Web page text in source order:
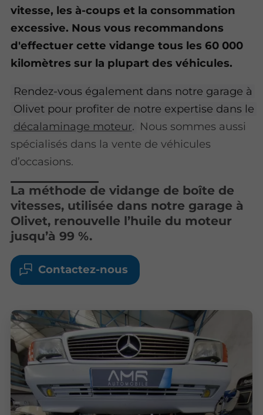
vitesse, les à-coups et la consommation
excessive. Nous vous recommandons
d'effectuer cette vidange tous les 60 000
kilomètres sur la plupart des véhicules.
Rendez-vous également dans notre garage à
Olivet pour profiter de notre expertise dans le
décalaminage moteur. Nous sommes aussi
spécialisés dans la vente de véhicules
d’occasions.
La méthode de vidange de boîte de
vitesses, utilisée dans notre garage à
Olivet, renouvelle l’huile du moteur
jusqu’à 99 %.
Contactez-nous